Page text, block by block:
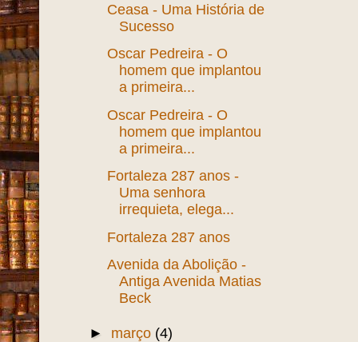
Ceasa - Uma História de
Sucesso
Oscar Pedreira - O
homem que implantou
a primeira...
Oscar Pedreira - O
homem que implantou
a primeira...
Fortaleza 287 anos -
Uma senhora
irrequieta, elega...
Fortaleza 287 anos
Avenida da Abolição -
Antiga Avenida Matias
Beck
► março (4)